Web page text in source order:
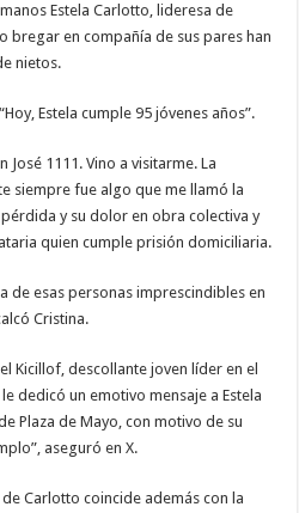
Estela Carlotto, lideresa de
bregar en compañía de sus pares han
nietos.
Estela cumple 95 jóvenes años”.
José 1111. Vino a visitarme. La
siempre fue algo que me llamó la
y su dolor en obra colectiva y
quien cumple prisión domiciliaria.
de esas personas imprescindibles en
Cristina.
Kicillof, descollante joven líder en el
dedicó un emotivo mensaje a Estela
Plaza de Mayo, con motivo de su
aseguró en X.
Carlotto coincide además con la